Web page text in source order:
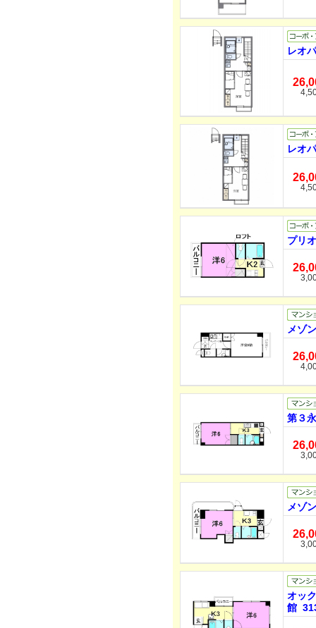
レオ
レオ
プリ
メゾ
第３
メゾ
オッ
館